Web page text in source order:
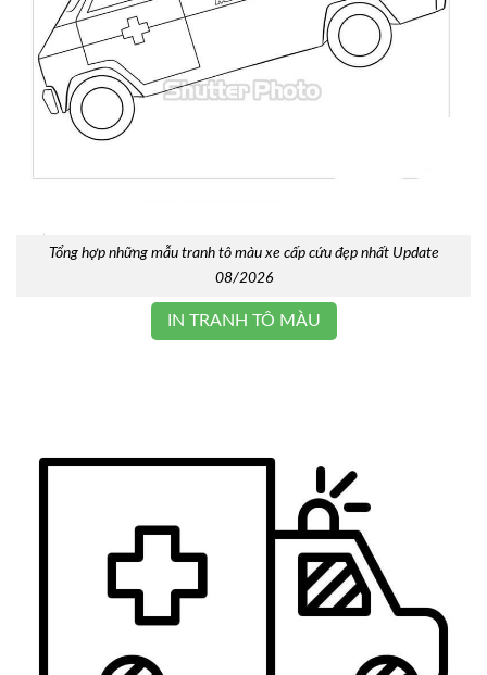
Tổng hợp những mẫu tranh tô màu xe cấp cứu đẹp nhất Update
08/2026
IN TRANH TÔ MÀU